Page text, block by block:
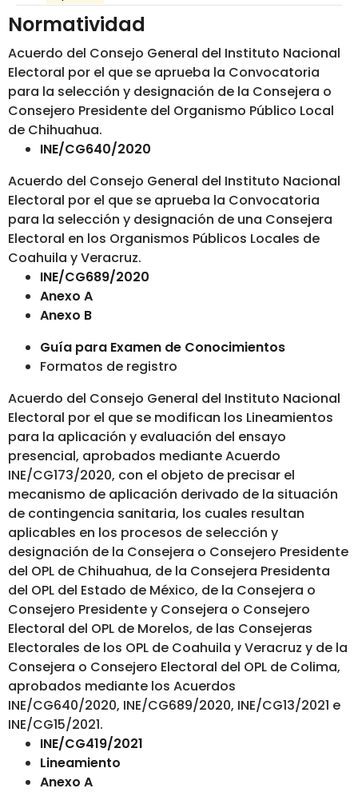
Normatividad
Acuerdo del Consejo General del Instituto Nacional
Electoral por el que se aprueba la Convocatoria
para la selección y designación de la Consejera o
Consejero Presidente del Organismo Público Local
de Chihuahua.
INE/CG640/2020
Acuerdo del Consejo General del Instituto Nacional
Electoral por el que se aprueba la Convocatoria
para la selección y designación de una Consejera
Electoral en los Organismos Públicos Locales de
Coahuila y Veracruz.
INE/CG689/2020
Anexo A
Anexo B
Guía para Examen de Conocimientos
Formatos de registro
Acuerdo del Consejo General del Instituto Nacional
Electoral por el que se modifican los Lineamientos
para la aplicación y evaluación del ensayo
presencial, aprobados mediante Acuerdo
INE/CG173/2020, con el objeto de precisar el
mecanismo de aplicación derivado de la situación
de contingencia sanitaria, los cuales resultan
aplicables en los procesos de selección y
designación de la Consejera o Consejero Presidente
del OPL de Chihuahua, de la Consejera Presidenta
del OPL del Estado de México, de la Consejera o
Consejero Presidente y Consejera o Consejero
Electoral del OPL de Morelos, de las Consejeras
Electorales de los OPL de Coahuila y Veracruz y de la
Consejera o Consejero Electoral del OPL de Colima,
aprobados mediante los Acuerdos
INE/CG640/2020, INE/CG689/2020, INE/CG13/2021 e
INE/CG15/2021.
INE/CG419/2021
Lineamiento
Anexo A